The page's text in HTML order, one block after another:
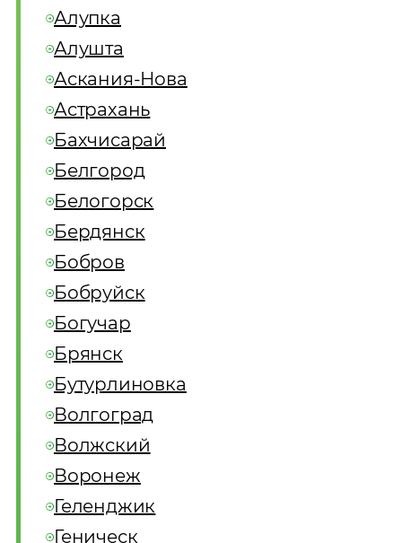
Алупка
Алушта
Аскания-Нова
Астрахань
Бахчисарай
Белгород
Белогорск
Бердянск
Бобров
Бобруйск
Богучар
Брянск
Бутурлиновка
Волгоград
Волжский
Воронеж
Геленджик
Геническ